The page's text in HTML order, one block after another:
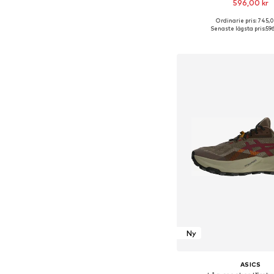
596,00 kr
Tillgänglig i många
Ordinarie pris:
Senaste lägsta pris:
Ny
ASICS